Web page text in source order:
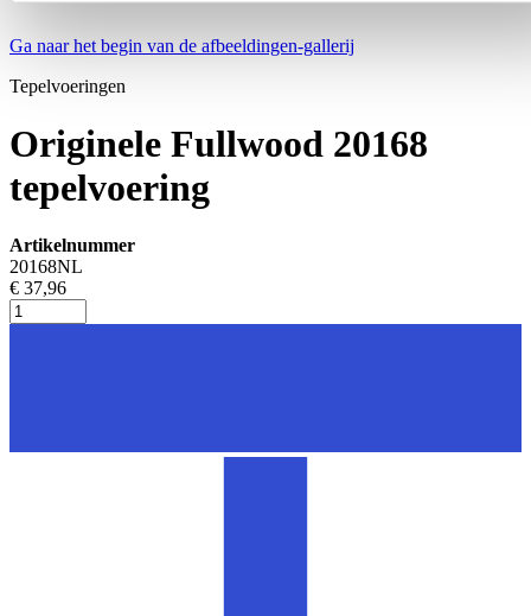
Ga naar het begin van de afbeeldingen-gallerij
Tepelvoeringen
Originele Fullwood 20168
tepelvoering
Artikelnummer
20168NL
€ 37,96